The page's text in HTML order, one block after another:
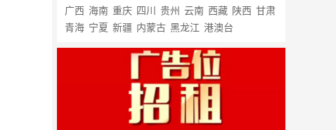
广西 海南 重庆 四川 贵州 云南 西藏 陕西 甘肃
青海 宁夏 新疆 内蒙古 黑龙江 港澳台